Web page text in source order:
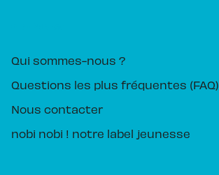
Qui sommes-nous ?
Questions les plus fréquentes (FAQ)
Nous contacter
nobi nobi ! notre label jeunesse